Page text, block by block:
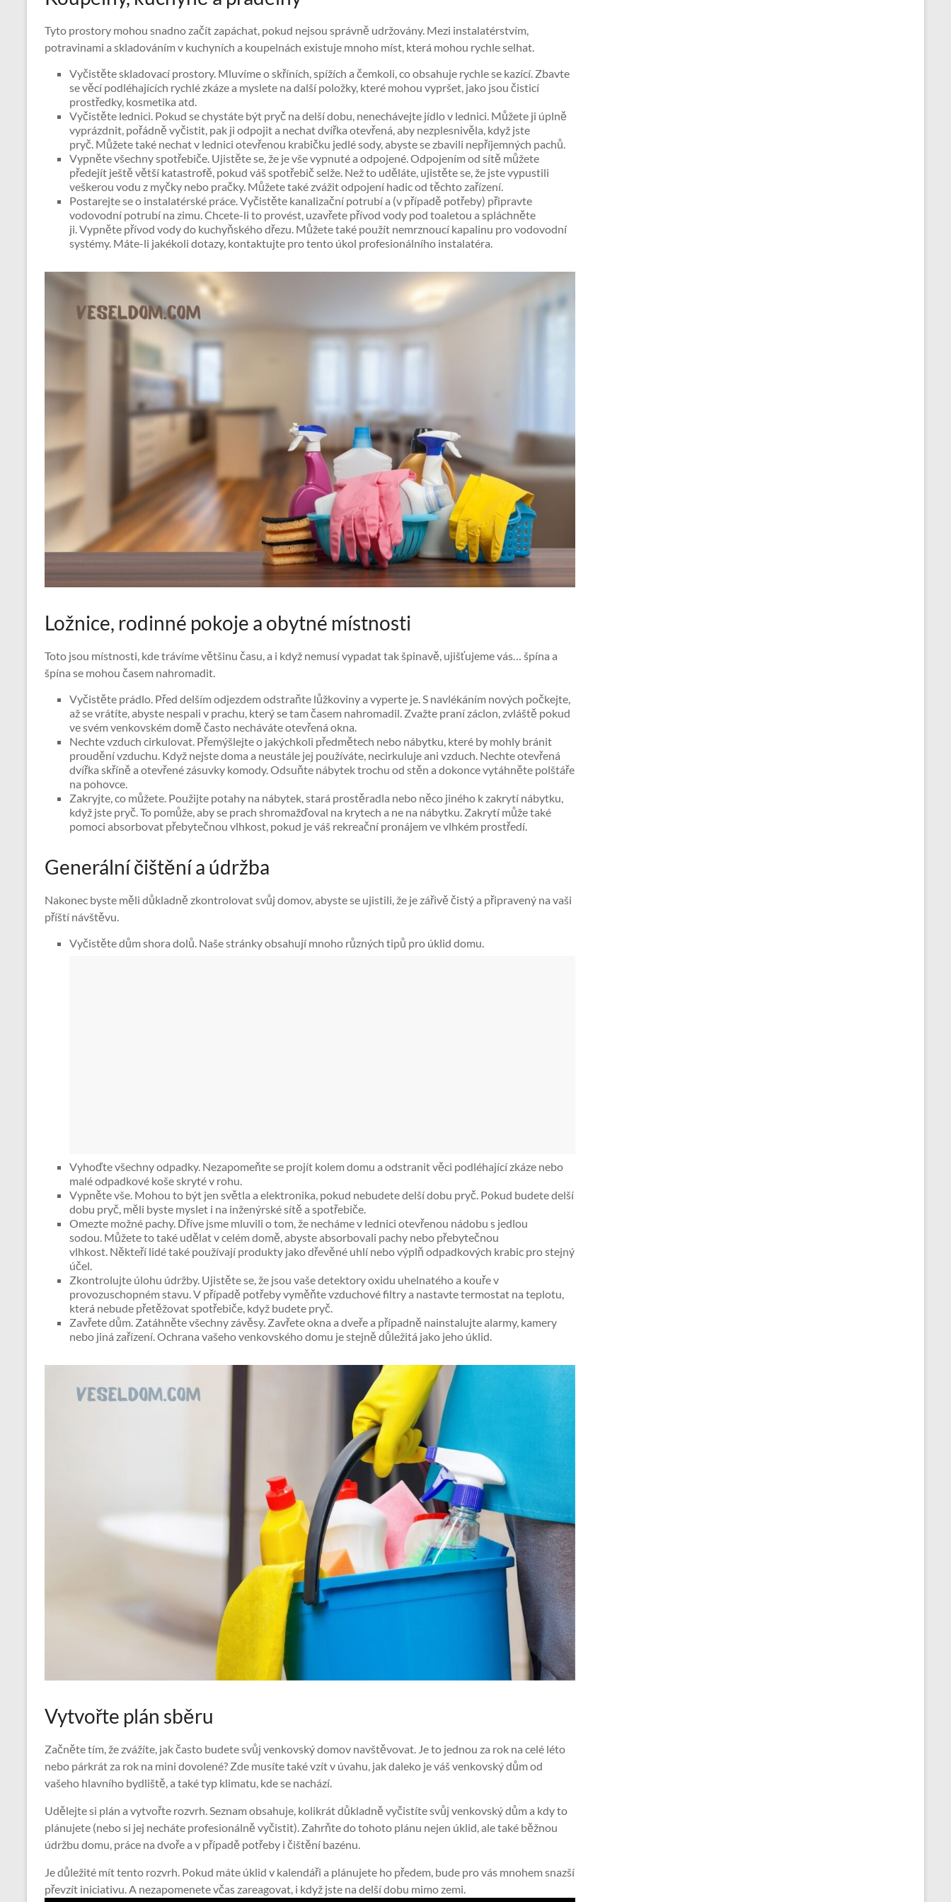
Tyto prostory mohou snadno začít zapáchat, pokud nejsou správně udržovány. Mezi instalatérstvím,
potravinami a skladováním v kuchyních a koupelnách existuje mnoho míst, která mohou rychle selhat.
Vyčistěte skladovací prostory. Mluvíme o skříních, spížích a čemkoli, co obsahuje rychle se kazící. Zbavte
se věcí podléhajících rychlé zkáze a myslete na další položky, které mohou vypršet, jako jsou čisticí
prostředky, kosmetika atd.
Vyčistěte lednici. Pokud se chystáte být pryč na delší dobu, nenechávejte jídlo v lednici. Můžete ji úplně
vyprázdnit, pořádně vyčistit, pak ji odpojit a nechat dvířka otevřená, aby nezplesnivěla, když jste
pryč. Můžete také nechat v lednici otevřenou krabičku jedlé sody, abyste se zbavili nepříjemných pachů.
Vypněte všechny spotřebiče. Ujistěte se, že je vše vypnuté a odpojené. Odpojením od sítě můžete
předejít ještě větší katastrofě, pokud váš spotřebič selže. Než to uděláte, ujistěte se, že jste vypustili
veškerou vodu z myčky nebo pračky. Můžete také zvážit odpojení hadic od těchto zařízení.
Postarejte se o instalatérské práce. Vyčistěte kanalizační potrubí a (v případě potřeby) připravte
vodovodní potrubí na zimu. Chcete-li to provést, uzavřete přívod vody pod toaletou a spláchněte
ji. Vypněte přívod vody do kuchyňského dřezu. Můžete také použít nemrznoucí kapalinu pro vodovodní
systémy. Máte-li jakékoli dotazy, kontaktujte pro tento úkol profesionálního instalatéra.
Ložnice, rodinné pokoje a obytné místnosti
Toto jsou místnosti, kde trávíme většinu času, a i když nemusí vypadat tak špinavě, ujišťujeme vás… špína a
špína se mohou časem nahromadit.
Vyčistěte prádlo. Před delším odjezdem odstraňte lůžkoviny a vyperte je. S navlékáním nových počkejte,
až se vrátíte, abyste nespali v prachu, který se tam časem nahromadil. Zvažte praní záclon, zvláště pokud
ve svém venkovském domě často necháváte otevřená okna.
Nechte vzduch cirkulovat. Přemýšlejte o jakýchkoli předmětech nebo nábytku, které by mohly bránit
proudění vzduchu. Když nejste doma a neustále jej používáte, necirkuluje ani vzduch. Nechte otevřená
dvířka skříně a otevřené zásuvky komody. Odsuňte nábytek trochu od stěn a dokonce vytáhněte polštáře
na pohovce.
Zakryjte, co můžete. Použijte potahy na nábytek, stará prostěradla nebo něco jiného k zakrytí nábytku,
když jste pryč. To pomůže, aby se prach shromažďoval na krytech a ne na nábytku. Zakrytí může také
pomoci absorbovat přebytečnou vlhkost, pokud je váš rekreační pronájem ve vlhkém prostředí.
Generální čištění a údržba
Nakonec byste měli důkladně zkontrolovat svůj domov, abyste se ujistili, že je zářivě čistý a připravený na vaši
příští návštěvu.
Vyčistěte dům shora dolů. Naše stránky obsahují mnoho různých tipů pro úklid domu.
Vyhoďte všechny odpadky. Nezapomeňte se projít kolem domu a odstranit věci podléhající zkáze nebo
malé odpadkové koše skryté v rohu.
Vypněte vše. Mohou to být jen světla a elektronika, pokud nebudete delší dobu pryč. Pokud budete delší
dobu pryč, měli byste myslet i na inženýrské sítě a spotřebiče.
Omezte možné pachy. Dříve jsme mluvili o tom, že necháme v lednici otevřenou nádobu s jedlou
sodou. Můžete to také udělat v celém domě, abyste absorbovali pachy nebo přebytečnou
vlhkost. Někteří lidé také používají produkty jako dřevěné uhlí nebo výplň odpadkových krabic pro stejný
účel.
Zkontrolujte úlohu údržby. Ujistěte se, že jsou vaše detektory oxidu uhelnatého a kouře v
provozuschopném stavu. V případě potřeby vyměňte vzduchové filtry a nastavte termostat na teplotu,
která nebude přetěžovat spotřebiče, když budete pryč.
Zavřete dům. Zatáhněte všechny závěsy. Zavřete okna a dveře a případně nainstalujte alarmy, kamery
nebo jiná zařízení. Ochrana vašeho venkovského domu je stejně důležitá jako jeho úklid.
Vytvořte plán sběru
Začněte tím, že zvážíte, jak často budete svůj venkovský domov navštěvovat. Je to jednou za rok na celé léto
nebo párkrát za rok na mini dovolené? Zde musíte také vzít v úvahu, jak daleko je váš venkovský dům od
vašeho hlavního bydliště, a také typ klimatu, kde se nachází.
Udělejte si plán a vytvořte rozvrh. Seznam obsahuje, kolikrát důkladně vyčistíte svůj venkovský dům a kdy to
plánujete (nebo si jej necháte profesionálně vyčistit). Zahrňte do tohoto plánu nejen úklid, ale také běžnou
údržbu domu, práce na dvoře a v případě potřeby i čištění bazénu.
Je důležité mít tento rozvrh. Pokud máte úklid v kalendáři a plánujete ho předem, bude pro vás mnohem snazší
převzít iniciativu. A nezapomenete včas zareagovat, i když jste na delší dobu mimo zemi.